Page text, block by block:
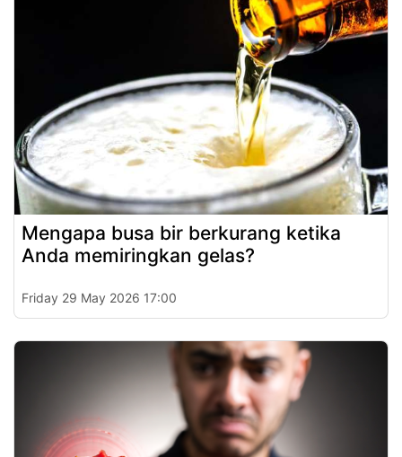
Mengapa busa bir berkurang ketika
Anda memiringkan gelas?
Friday 29 May 2026 17:00